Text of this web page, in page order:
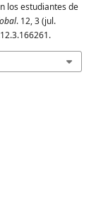
los estudiantes de
. 12, 3 (jul.